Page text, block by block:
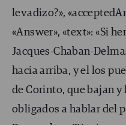
levadizo?»,
«Answer», «text»: «Si
Jacques-Chaban-
hacia arriba, y el los
de Corinto, que bajan y
obligados a hablar del